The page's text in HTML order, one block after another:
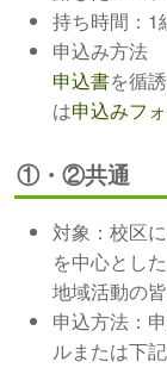
持ち時間：1
申込み方法
申込書を循
は申込みフ
①・②共通
対象：校区
を中心とし
地域活動の
申込方法：
ルまたは下